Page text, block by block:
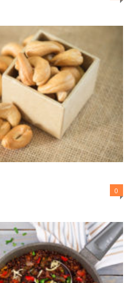
0